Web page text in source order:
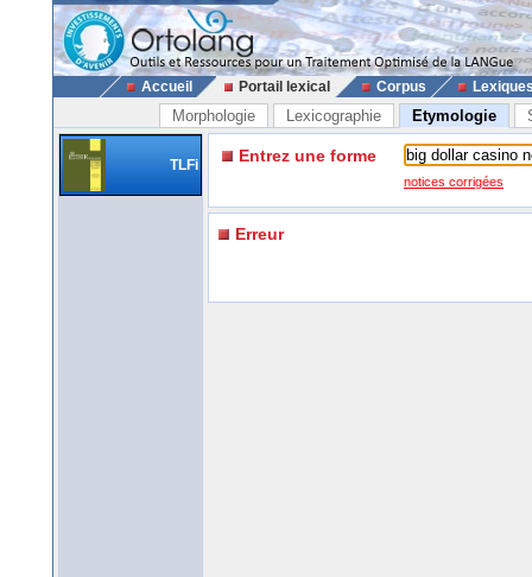
Accueil Portail lexical Corpus
Morphologie Lexicographie Etymologie
TLFi Entrez une forme
notices corrigées
Erreur